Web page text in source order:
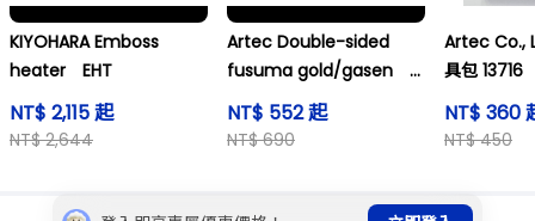
KIYOHARA Emboss
heater EHT
NT$ 2,115 起
NT$ 2,644
Artec Double-sided
fusuma gold/gasen
13138
NT$ 552 起
NT$ 690
Artec Co.,
具包 13716
NT$ 360
NT$ 450